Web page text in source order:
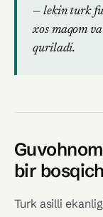
— lekin turk
xos maqom
quriladi.
bir
Turk asilli